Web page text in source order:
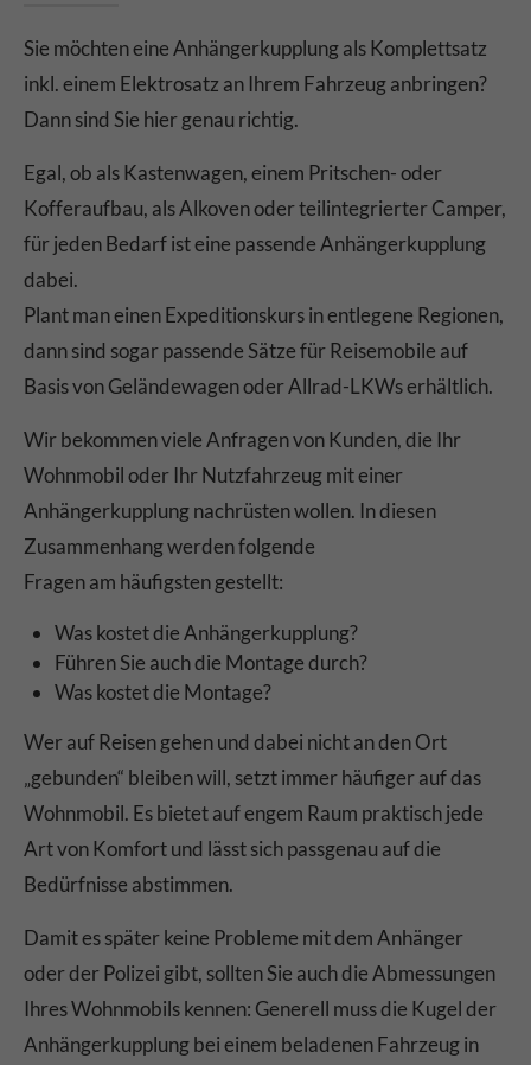
Sie möchten eine Anhängerkupplung als Komplettsatz
inkl. einem Elektrosatz an Ihrem Fahrzeug anbringen?
Dann sind Sie hier genau richtig.
Egal, ob als Kastenwagen, einem Pritschen- oder
Kofferaufbau, als Alkoven oder teilintegrierter Camper,
für jeden Bedarf ist eine passende Anhängerkupplung
dabei.
Plant man einen Expeditionskurs in entlegene Regionen,
dann sind sogar passende Sätze für Reisemobile auf
Basis von Geländewagen oder Allrad-LKWs erhältlich.
Wir bekommen viele Anfragen von Kunden, die Ihr
Wohnmobil oder Ihr Nutzfahrzeug mit einer
Anhängerkupplung nachrüsten wollen. In diesen
Zusammenhang werden folgende
Fragen am häufigsten gestellt:
Was kostet die Anhängerkupplung?
Führen Sie auch die Montage durch?
Was kostet die Montage?
Wer auf Reisen gehen und dabei nicht an den Ort
„gebunden“ bleiben will, setzt immer häufiger auf das
Wohnmobil. Es bietet auf engem Raum praktisch jede
Art von Komfort und lässt sich passgenau auf die
Bedürfnisse abstimmen.
Damit es später keine Probleme mit dem Anhänger
oder der Polizei gibt, sollten Sie auch die Abmessungen
Ihres Wohnmobils kennen: Generell muss die Kugel der
Anhängerkupplung bei einem beladenen Fahrzeug in